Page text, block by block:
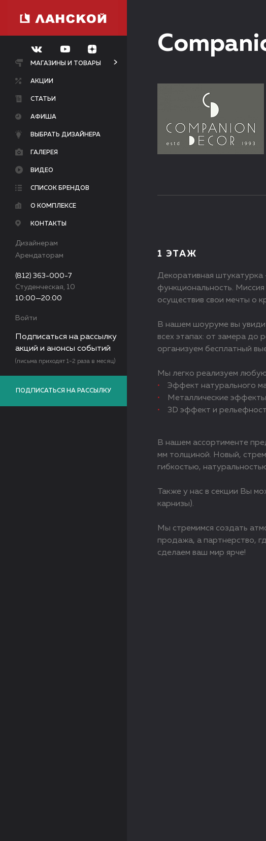
МАГАЗИНЫ И ТОВАРЫ
АКЦИИ
СТАТЬИ
АФИША
ВЫБРАТЬ ДИЗАЙНЕРА
ГАЛЕРЕЯ
ВИДЕО
СПИСОК БРЕНДОВ
О КОМПЛЕКСЕ
КОНТАКТЫ
Дизайнерам
Арендаторам
(812) 363-000-7
Студенческая, 10
10:00—20:00
Войти
Подписаться на рассылку
акций и анонсы событий
(письма приходят 1-2 раза в месяц)
ПОДПИСАТЬСЯ НА РАССЫЛКУ
1 ЭТАЖ
Декоративная штукатурка
функциональность.
осуществив свои мечты о
В нашем шоуруме вы
всех этапах: от замера до
организуем бесплатный
Мы легко реализуем
Эффект натурального
Металлические
3D эффект и
В нашем ассортименте
мм толщиной. Новый,
гибкостью,
Также у нас в секции Вы
карнизы).
Мы стремимся создать
продажа, а партнерство,
сделаем ваш мир ярче!